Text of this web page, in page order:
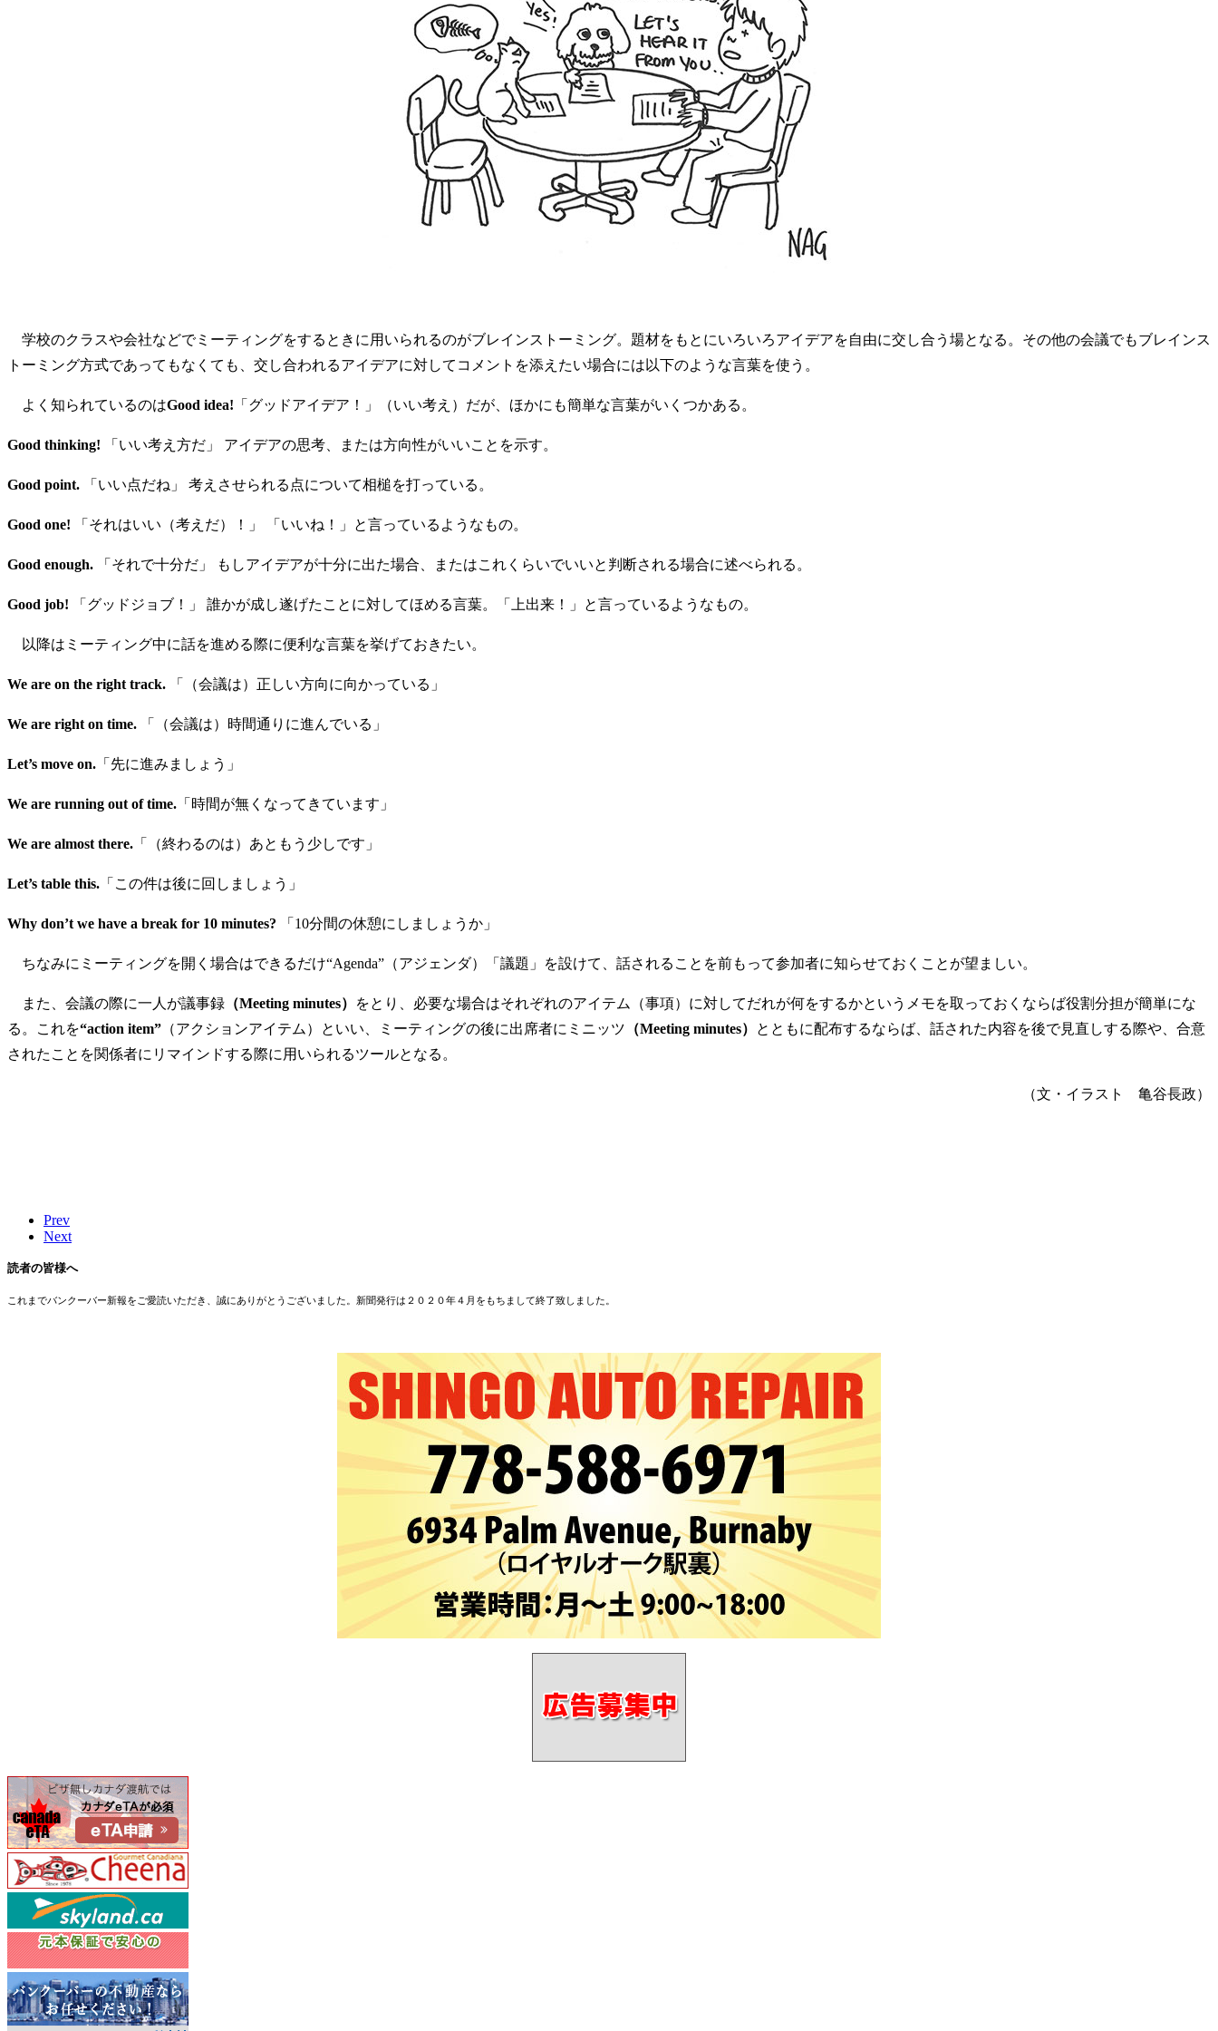
学校のクラスや会社などでミーティングをするときに用いられるのがブレインストーミング。題材をもとにいろいろアイデアを自由に交し合う場となる。その他の会議でもブレインス
トーミング方式であってもなくても、交し合われるアイデアに対してコメントを添えたい場合には以下のような言葉を使う。
よく知られているのはGood idea! 「グッドアイデア！」（いい考え）だが、ほかにも簡単な言葉がいくつかある。
Good thinking! 「いい考え方だ」 アイデアの思考、または方向性がいいことを示す。
Good point. 「いい点だね」 考えさせられる点について相槌を打っている。
Good one! 「それはいい（考えだ）！」 「いいね！」と言っているようなもの。
Good enough. 「それで十分だ」 もしアイデアが十分に出た場合、またはこれくらいでいいと判断される場合に述べられる。
Good job! 「グッドジョブ！」 誰かが成し遂げたことに対してほめる言葉。「上出来！」と言っているようなもの。
以降はミーティング中に話を進める際に便利な言葉を挙げておきたい。
We are on the right track. 「（会議は）正しい方向に向かっている」
We are right on time. 「（会議は）時間通りに進んでいる」
Let’s move on. 「先に進みましょう」
We are running out of time. 「時間が無くなってきています」
We are almost there. 「（終わるのは）あともう少しです」
Let’s table this. 「この件は後に回しましょう」
Why don’t we have a break for 10 minutes? 「10分間の休憩にしましょうか」
ちなみにミーティングを開く場合はできるだけ“Agenda”（アジェンダ）「議題」を設けて、話されることを前もって参加者に知らせておくことが望ましい。
また、会議の際に一人が議事録 （Meeting minutes）
をとり、必要な場合はそれぞれのアイテム（事項）に対してだれが何をするかというメモを取っておくならば役割分担が簡単にな
る。これを“action item” （アクションアイテム）といい、ミーティングの後に出席者にミニッツ （Meeting minutes）
とともに配布するならば、話された内容を後で見直しする際や、合意
されたことを関係者にリマインドする際に用いられるツールとなる。
（文・イラスト 亀谷長政）
Prev
Next
読者の皆様へ
これまでバンクーバー新報をご愛読いただき、誠にありがとうございました。新聞発行は２０２０年４月をもちまして終了致しました。